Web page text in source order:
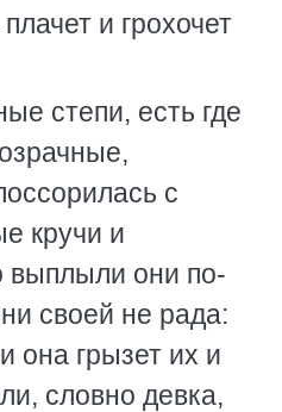
и грохочет
степи, есть где
с
кручи и
выплыли они по-
своей не рада:
она грызет их и
словно девка,